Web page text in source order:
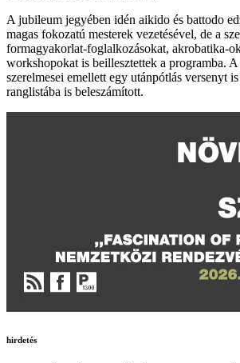
A jubileum jegyében idén aikido és battodo
magas fokozatú mesterek vezetésével, de a
formagyakorlat-foglalkozásokat, akrobatika-
workshopokat is beillesztettek a programba.
szerelmesei emellett egy utánpótlás versenyt
ranglistába is beleszámított.
hirdetés